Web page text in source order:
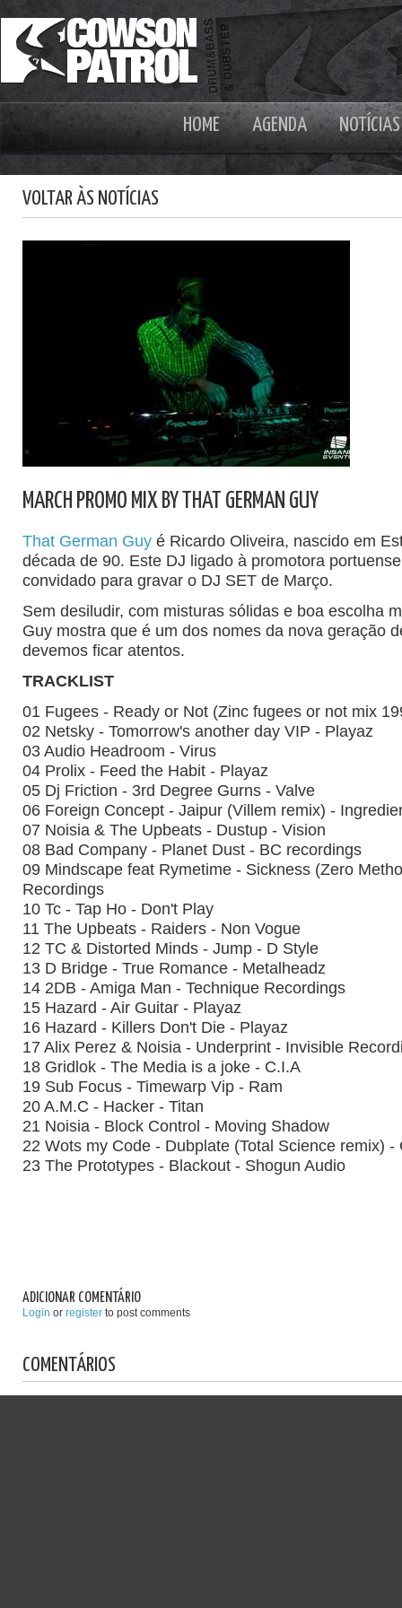
HOME AGENDA NOTÍCIAS
VOLTAR ÀS NOTÍCIAS
MARCH PROMO MIX BY THAT GERMAN GUY
That German Guy é Ricardo Oliveira, nascido em
década de 90. Este DJ ligado à promotora
convidado para gravar o DJ SET de Março.
Sem desiludir, com misturas sólidas e boa escolha
Guy mostra que é um dos nomes da nova geração
devemos ficar atentos.
TRACKLIST
01 Fugees - Ready or Not (Zinc fugees or not mix
02 Netsky - Tomorrow's another day VIP - Playaz
03 Audio Headroom - Virus
04 Prolix - Feed the Habit - Playaz
05 Dj Friction - 3rd Degree Gurns - Valve
06 Foreign Concept - Jaipur (Villem remix) -
07 Noisia & The Upbeats - Dustup - Vision
08 Bad Company - Planet Dust - BC recordings
09 Mindscape feat Rymetime - Sickness (Zero
Recordings
10 Tc - Tap Ho - Don't Play
11 The Upbeats - Raiders - Non Vogue
12 TC & Distorted Minds - Jump - D Style
13 D Bridge - True Romance - Metalheadz
14 2DB - Amiga Man - Technique Recordings
15 Hazard - Air Guitar - Playaz
16 Hazard - Killers Don't Die - Playaz
17 Alix Perez & Noisia - Underprint - Invisible
18 Gridlok - The Media is a joke - C.I.A
19 Sub Focus - Timewarp Vip - Ram
20 A.M.C - Hacker - Titan
21 Noisia - Block Control - Moving Shadow
22 Wots my Code - Dubplate (Total Science remix) -
23 The Prototypes - Blackout - Shogun Audio
ADICIONAR COMENTÁRIO
Login or register to post comments
COMENTÁRIOS